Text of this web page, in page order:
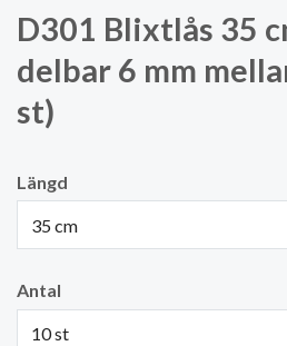
D301 Blixtlås 35
delbar 6 mm
st)
Längd
35 cm
Antal
10 st